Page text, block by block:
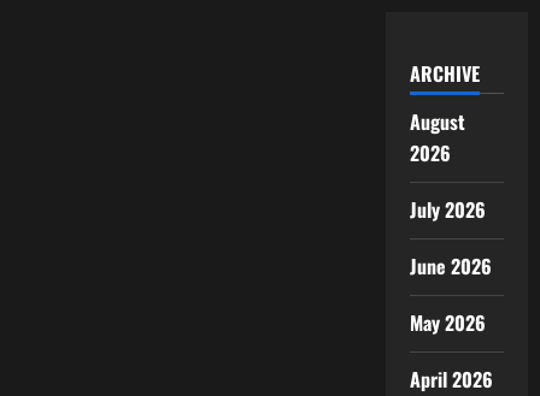
ARCHIVE
August
2026
July 2026
June 2026
May 2026
April 2026